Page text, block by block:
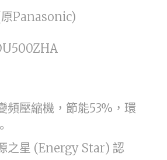
Panasonic)
頻壓縮機，節能53%，環
之星 (Energy Star) 認